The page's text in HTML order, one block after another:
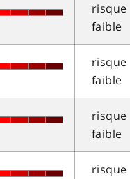
risque
faible
risque
faible
risque
faible
risque